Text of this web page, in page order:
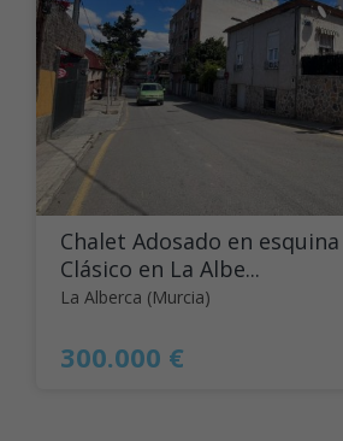
Chalet Adosado en
Clásico en La Albe...
La Alberca (Murcia)
300.000 €